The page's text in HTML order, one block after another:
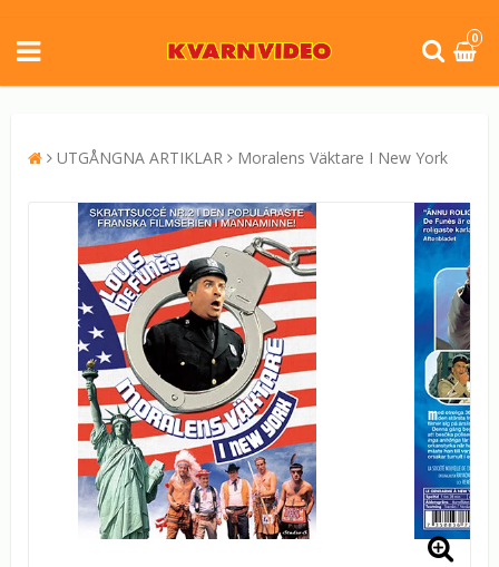
0
UTGÅNGNA ARTIKLAR Moralens Väktare I New York